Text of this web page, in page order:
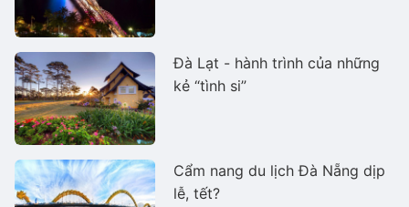
Đà Lạt - hành trình của những
kẻ “tình si”
Cẩm nang du lịch Đà Nẵng dịp
lễ, tết?